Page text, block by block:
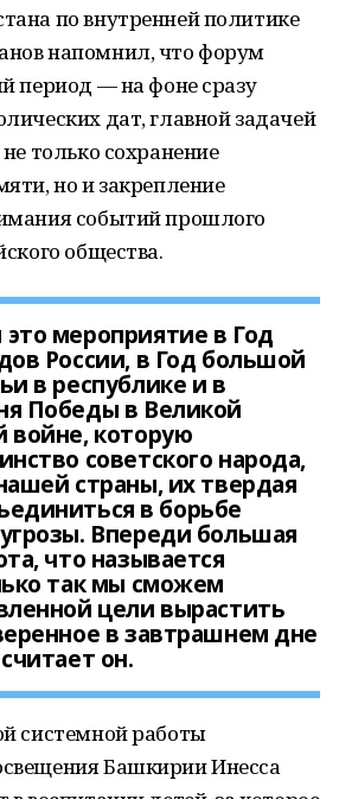
по внутренней политике
напомнил, что форум
период — на фоне сразу
дат, главной задачей
только сохранение
но и закрепление
событий прошлого
общества.
мероприятие в Год
России, в Год большой
в республике и в
Победы в Великой
войне, которую
советского народа,
страны, их твердая
в борьбе
Впереди большая
что называется
так мы сможем
цели вырастить
в завтрашнем дне
он.
системной работы
Башкирии Инесса